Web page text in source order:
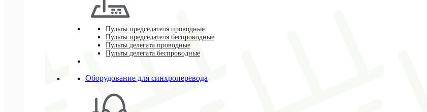
Пульты председателя проводные
Пульты председателя беспроводные
Пульты делегата проводные
Пульты делегата беспроводные
Оборудование для синхроперевода